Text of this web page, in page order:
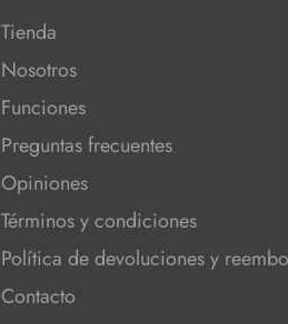
Tienda
Nosotros
Funciones
Preguntas frecuentes
Opiniones
Términos y condiciones
Política de devoluciones y
Contacto